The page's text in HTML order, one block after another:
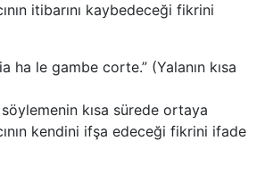
itibarını kaybedeceği fikrini
ha le gambe corte.” (Yalanın kısa
kısa sürede ortaya
kendini ifşa edeceği fikrini ifade